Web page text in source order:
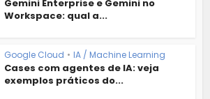
Gemini Enterprise e Gemini no
Workspace: qual a...
Google Cloud • IA / Machine Learning
Cases com agentes de IA: veja
exemplos práticos do...